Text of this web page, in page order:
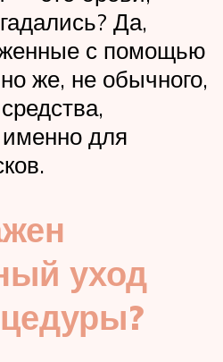
Да,
с помощью
же, не обычного,
именно для
уход